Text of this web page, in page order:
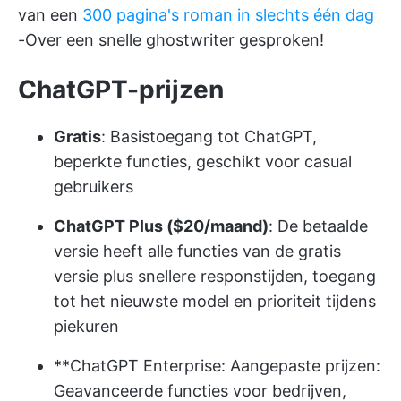
van een 300 pagina's roman in slechts één dag
-Over een snelle ghostwriter gesproken!
ChatGPT-prijzen
Gratis: Basistoegang tot ChatGPT,
beperkte functies, geschikt voor casual
gebruikers
ChatGPT Plus ($20/maand): De betaalde
versie heeft alle functies van de gratis
versie plus snellere responstijden, toegang
tot het nieuwste model en prioriteit tijdens
piekuren
**ChatGPT Enterprise: Aangepaste prijzen:
Geavanceerde functies voor bedrijven,